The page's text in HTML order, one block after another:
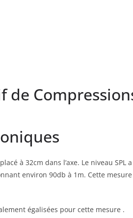
de
à 32cm dans l’axe. Le niveau SPL
environ 90db à 1m. Cette
égalisées pour cette mesure .